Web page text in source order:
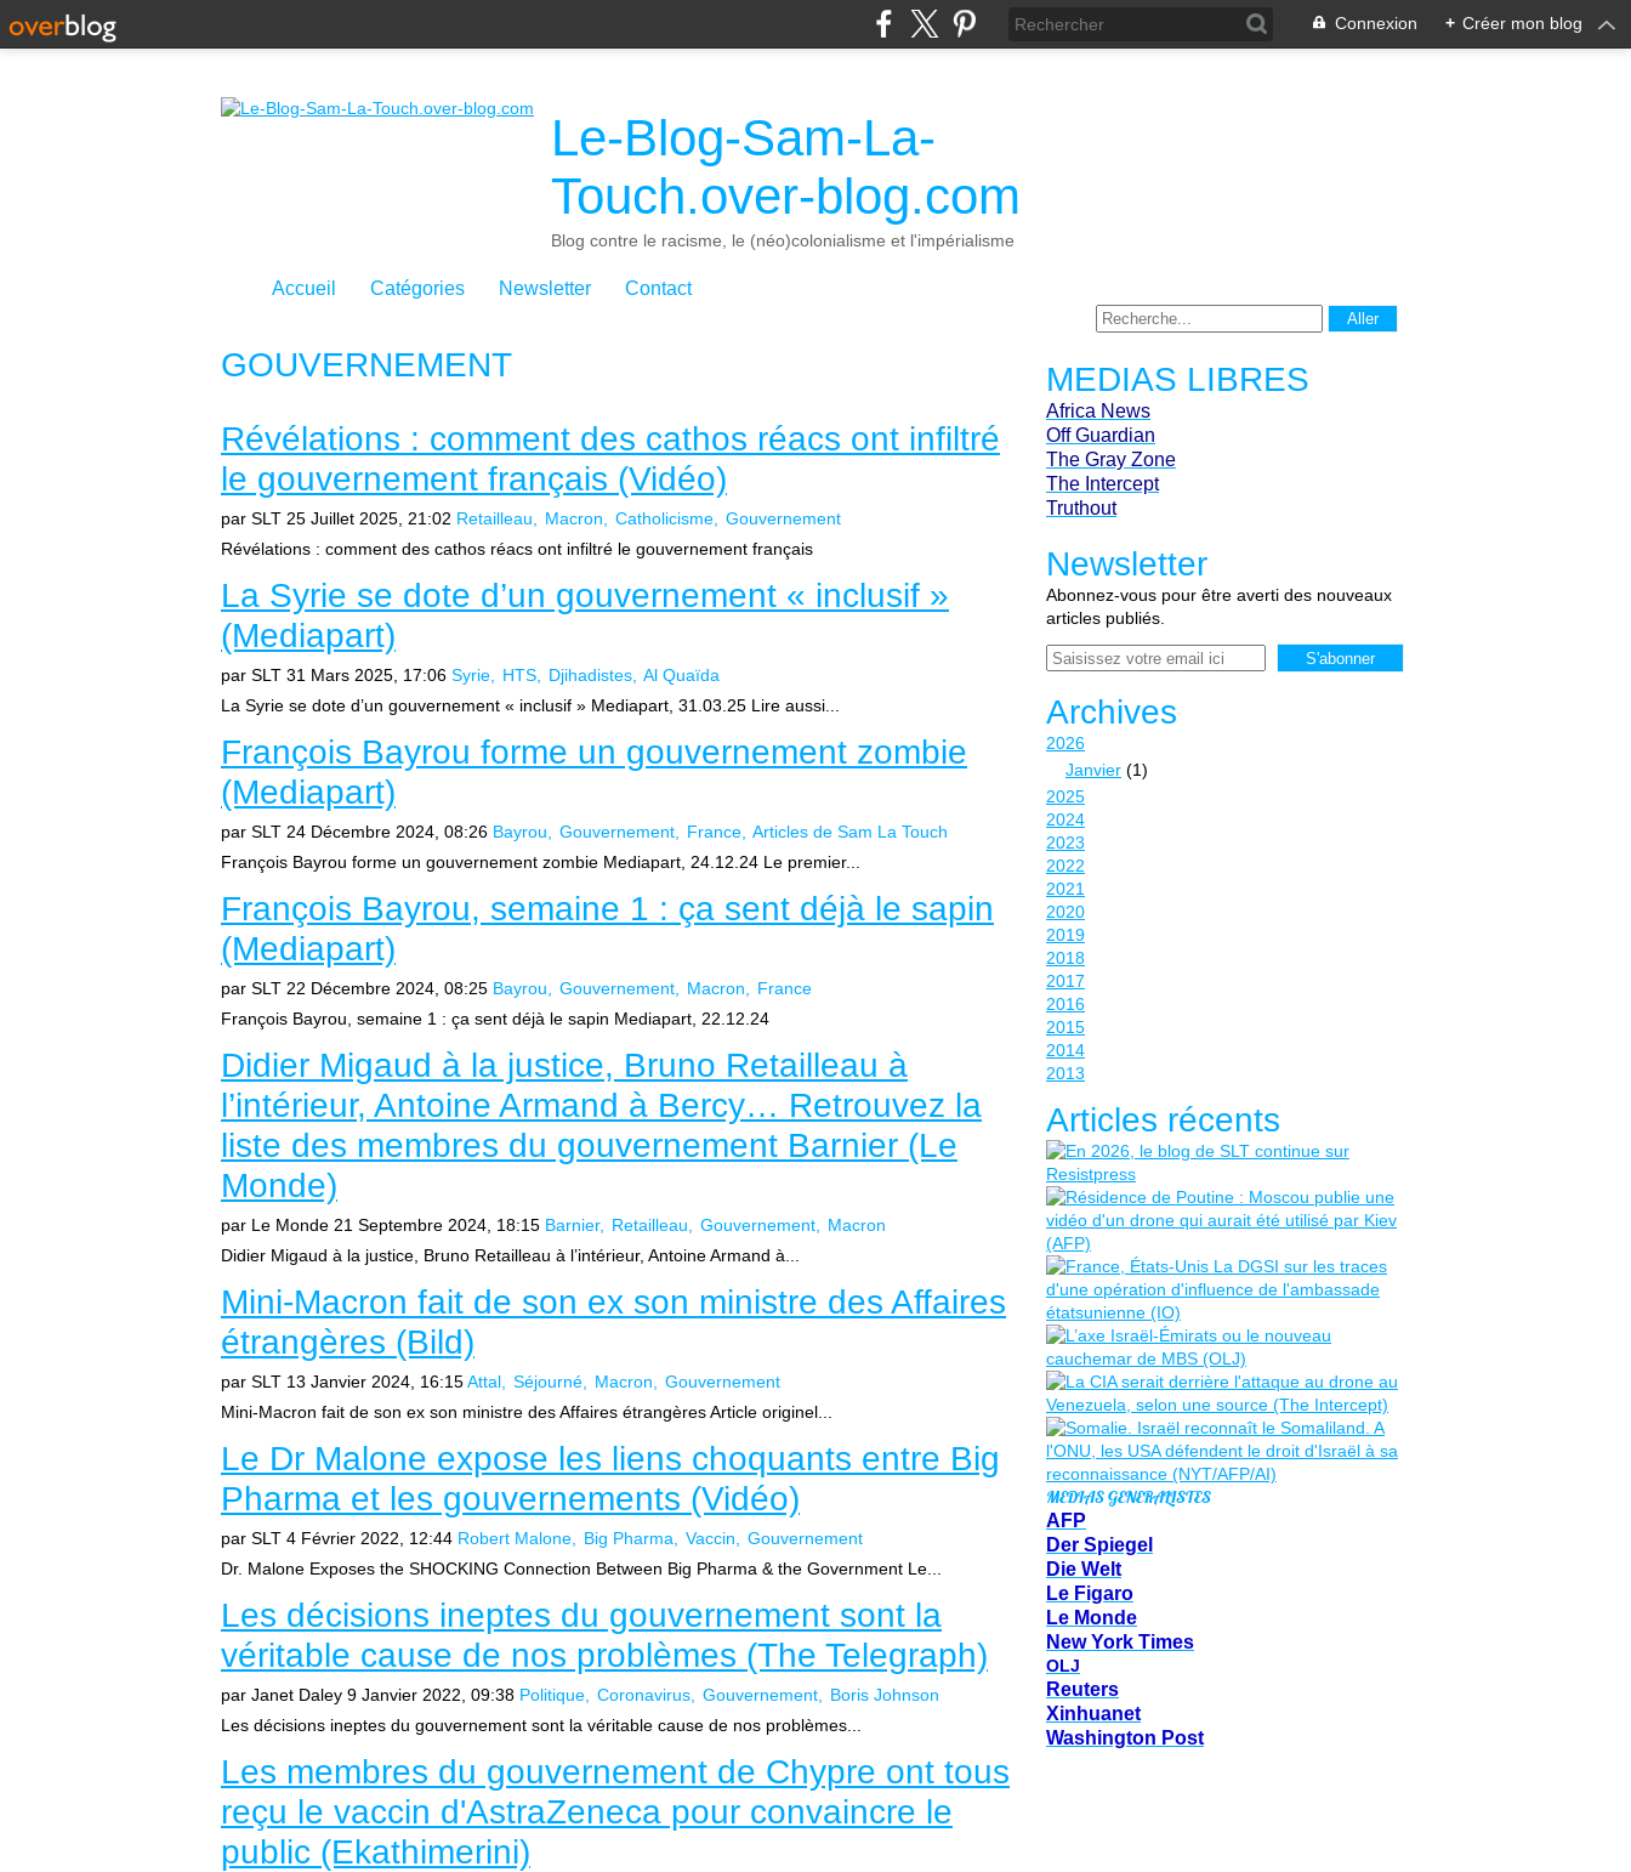
Connexion + Créer mon blog
Le-Blog-Sam-La-
Touch.over-blog.com
Blog contre le racisme, le (néo)colonialisme et l'impérialisme
Accueil Catégories Newsletter Contact
GOUVERNEMENT
Révélations : comment des cathos réacs ont infiltré
le gouvernement français (Vidéo)
par SLT 25 Juillet 2025, 21:02 Retailleau Macron Catholicisme
Gouvernement
Révélations : comment des cathos réacs ont infiltré le gouvernement français
La Syrie se dote d’un gouvernement « inclusif »
(Mediapart)
par SLT 31 Mars 2025, 17:06 Syrie HTS Djihadistes Al Quaïda
La Syrie se dote d’un gouvernement « inclusif » Mediapart, 31.03.25 Lire aussi...
François Bayrou forme un gouvernement zombie
(Mediapart)
par SLT 24 Décembre 2024, 08:26 Bayrou Gouvernement France Articles de Sam La Touch
François Bayrou forme un gouvernement zombie Mediapart, 24.12.24 Le premier...
François Bayrou, semaine 1 : ça sent déjà le sapin
(Mediapart)
par SLT 22 Décembre 2024, 08:25 Bayrou Gouvernement Macron
France
François Bayrou, semaine 1 : ça sent déjà le sapin Mediapart, 22.12.24
Didier Migaud à la justice, Bruno Retailleau à
l’intérieur, Antoine Armand à Bercy… Retrouvez la
liste des membres du gouvernement Barnier (Le
Monde)
par Le Monde 21 Septembre 2024, 18:15 Barnier Retailleau Gouvernement
Macron
Didier Migaud à la justice, Bruno Retailleau à l’intérieur, Antoine Armand à...
Mini-Macron fait de son ex son ministre des Affaires
étrangères (Bild)
par SLT 13 Janvier 2024, 16:15Attal Séjourné Macron
Gouvernement
Mini-Macron fait de son ex son ministre des Affaires étrangères Article originel...
Le Dr Malone expose les liens choquants entre Big
Pharma et les gouvernements (Vidéo)
par SLT 4 Février 2022, 12:44 Robert Malone Big Pharma Vaccin
Gouvernement
Dr. Malone Exposes the SHOCKING Connection Between Big Pharma & the Government Le...
Les décisions ineptes du gouvernement sont la
véritable cause de nos problèmes (The Telegraph)
par Janet Daley 9 Janvier 2022, 09:38 Politique Coronavirus Gouvernement
Boris Johnson
Les décisions ineptes du gouvernement sont la véritable cause de nos problèmes...
Les membres du gouvernement de Chypre ont tous
reçu le vaccin d'AstraZeneca pour convaincre le
public (Ekathimerini)
MEDIAS LIBRES
Africa News
Off Guardian
The Gray Zone
The Intercept
Truthout
Newsletter
Abonnez-vous pour être averti des nouveaux
articles publiés.
Email
Archives
2026
Janvier (1)
2025
2024
2023
2022
2021
2020
2019
2018
2017
2016
2015
2014
2013
Articles récents
MEDIAS GENERALISTES
AFP
Der Spiegel
Die Welt
Le Figaro
Le Monde
New York Times
OLJ
Reuters
Xinhuanet
Washington Post